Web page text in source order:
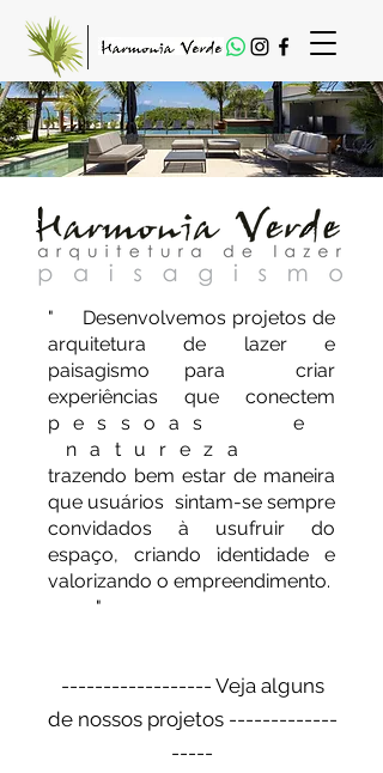
" Desenvolvemos projetos de
arquitetura de lazer e
paisagismo para criar
experiências que conectem
pessoas e
natureza
trazendo bem estar de maneira
que usuários sintam-se sempre
convidados à usufruir do
espaço, criando identidade e
valorizando o empreendimento.
"
------------------ Veja alguns
de nossos projetos -------------
-----